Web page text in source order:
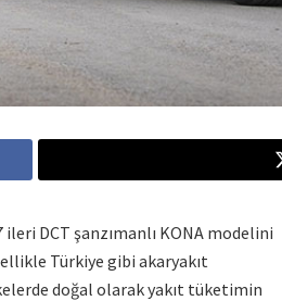
DCT şanzımanlı KONA modelini
Türkiye gibi akaryakıt
doğal olarak yakıt tüketimin